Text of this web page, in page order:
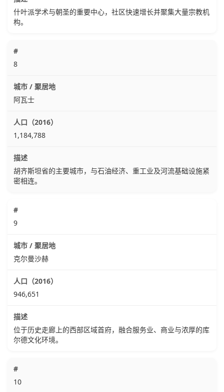
什叶派学术与朝圣的重要中心，社区快速增长并聚集大量宗教机
构。
8
阿瓦士
1,184,788
胡齐斯坦省的主要城市，与石油经济、重工业及河流基础设施紧
密相连。
9
克尔曼沙赫
946,651
位于历史走廊上的西部区域首府，融合服务业、商业与浓厚的库
尔德文化环境。
10